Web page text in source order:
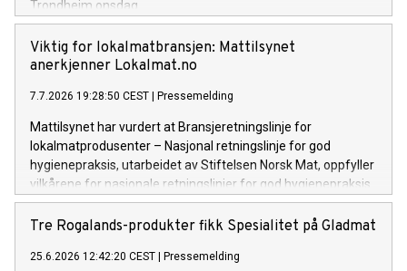
Trondheim onsdag.
Viktig for lokalmatbransjen: Mattilsynet
anerkjenner Lokalmat.no
7.7.2026 19:28:50 CEST Pressemelding
Mattilsynet har vurdert at Bransjeretningslinje for
lokalmatprodusenter – Nasjonal retningslinje for god
hygienepraksis, utarbeidet av Stiftelsen Norsk Mat, oppfyller
vilkårene for nasjonale retningslinjer for god hygienepraksis.
Tre Rogalands-produkter fikk Spesialitet på Gladmat
25.6.2026 12:42:20 CEST Pressemelding